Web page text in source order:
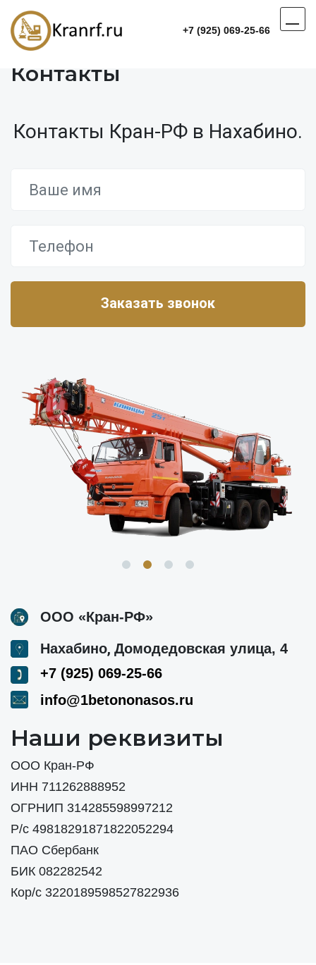
+7 (925) 069-25-66
Контакты
Контакты Кран-РФ в Нахабино.
ООО «Кран-РФ»
Нахабино, Домодедовская улица, 4
+7 (925) 069-25-66
info@1betononasos.ru
Наши реквизиты
ООО Кран-РФ
ИНН 711262888952
ОГРНИП 314285598997212
Р/с 49818291871822052294
ПАО Сбербанк
БИК 082282542
Кор/с 3220189598527822936